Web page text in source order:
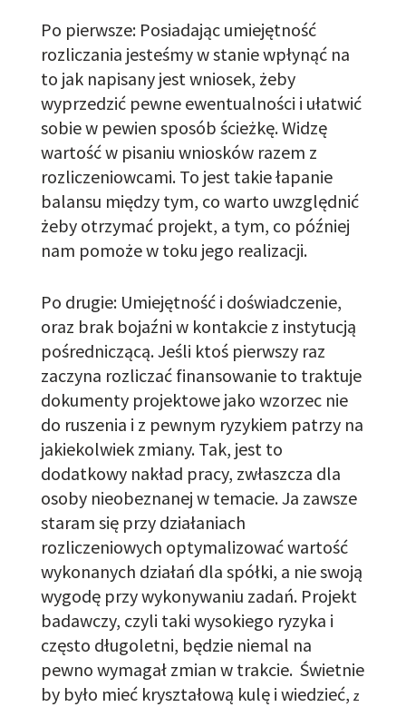
Po pierwsze: Posiadając umiejętność
rozliczania jesteśmy w stanie wpłynąć na
to jak napisany jest wniosek, żeby
wyprzedzić pewne ewentualności i ułatwić
sobie w pewien sposób ścieżkę.Widzę
wartość w pisaniu wniosków razem z
rozliczeniowcami. To jest takie łapanie
balansu między tym, co warto uwzględnić
żeby otrzymać projekt, a tym, co później
nam pomoże w toku jego realizacji.
Po drugie: Umiejętność i doświadczenie,
oraz brak bojaźni w kontakcie z instytucją
pośredniczącą. Jeśli ktoś pierwszy raz
zaczyna rozliczać finansowanie to traktuje
dokumenty projektowe jako wzorzec nie
do ruszenia i z pewnym ryzykiem patrzy na
jakiekolwiek zmiany. Tak, jest to
dodatkowy nakład pracy, zwłaszcza dla
osoby nieobeznanej w temacie. Ja zawsze
staram się przy działaniach
rozliczeniowych optymalizować wartość
wykonanych działań dla spółki, a nie swoją
wygodę przy wykonywaniu zadań. Projekt
badawczy, czyli taki wysokiego ryzyka i
często długoletni, będzie niemal na
pewno wymagał zmian w trakcie. Świetnie
by było mieć kryształową kulę i wiedzieć, z